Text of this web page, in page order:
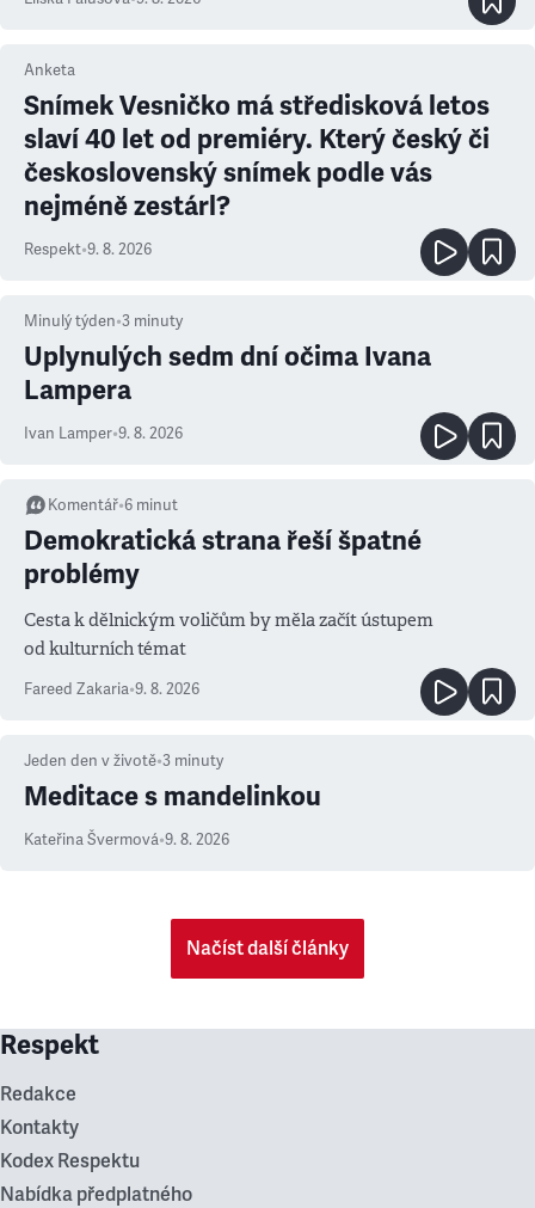
Anketa
Snímek Vesničko má středisková letos
slaví 40 let od premiéry. Který český či
československý snímek podle vás
nejméně zestárl?
Respekt•9. 8. 2026
Minulý týden•3 minuty
Uplynulých sedm dní očima Ivana
Lampera
Ivan Lamper•9. 8. 2026
Komentář•6 minut
Demokratická strana řeší špatné
problémy
Cesta k dělnickým voličům by měla začít ústupem
od kulturních témat
Fareed Zakaria•9. 8. 2026
Jeden den v životě•3 minuty
Meditace s mandelinkou
Kateřina Švermová•9. 8. 2026
Načíst další články
Respekt
Redakce
Kontakty
Kodex Respektu
Nabídka předplatného